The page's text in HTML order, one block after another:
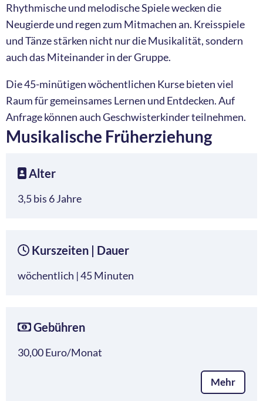
Rhythmische und melodische Spiele wecken die
Neugierde und regen zum Mitmachen an. Kreisspiele
und Tänze stärken nicht nur die Musikalität, sondern
auch das Miteinander in der Gruppe.
Die 45-minütigen wöchentlichen Kurse bieten viel
Raum für gemeinsames Lernen und Entdecken. Auf
Anfrage können auch Geschwisterkinder teilnehmen.
Musikalische Früherziehung
Alter
3,5 bis 6 Jahre
Kurszeiten | Dauer
wöchentlich | 45 Minuten
Gebühren
30,00 Euro/Monat
Mehr